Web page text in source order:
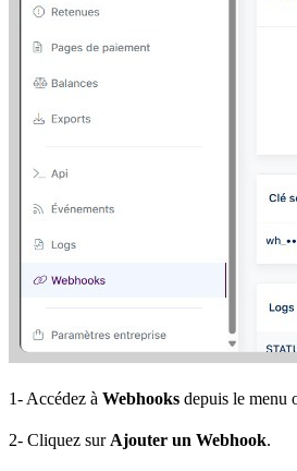
1- Accédez à Webhooks depuis le menu
2- Cliquez sur Ajouter un Webhook.